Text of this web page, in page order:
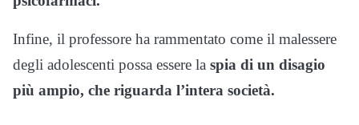
Infine, il professore ha rammentato come il malessere
degli adolescenti possa essere la spia di un disagio
più ampio, che riguarda l’intera società.